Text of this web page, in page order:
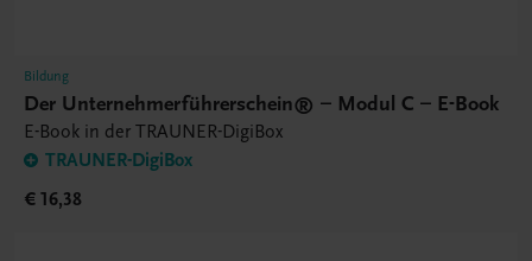
Bildung
Der Unternehmerführerschein® – Modul C – E-Book
E-Book in der TRAUNER-DigiBox
TRAUNER-DigiBox
€ 16,38